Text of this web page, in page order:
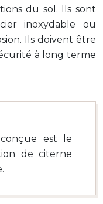
du sol. Ils sont
inoxydable ou
Ils doivent être
à long terme
est le
de citerne